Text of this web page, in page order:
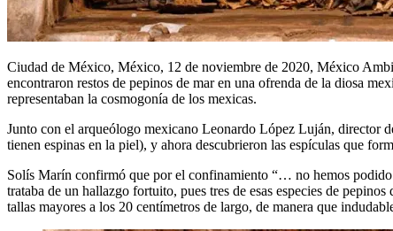
Ciudad de México, México, 12 de noviembre de 2020, México
encontraron restos de pepinos de mar en una ofrenda de la diosa
representaban la cosmogonía de los mexicas.
Junto con el arqueólogo mexicano Leonardo López Luján, director
tienen espinas en la piel), y ahora descubrieron las espículas que
Solís Marín confirmó que por el confinamiento “… no hemos podido
trataba de un hallazgo fortuito, pues tres de esas especies de
tallas mayores a los 20 centímetros de largo, de manera que